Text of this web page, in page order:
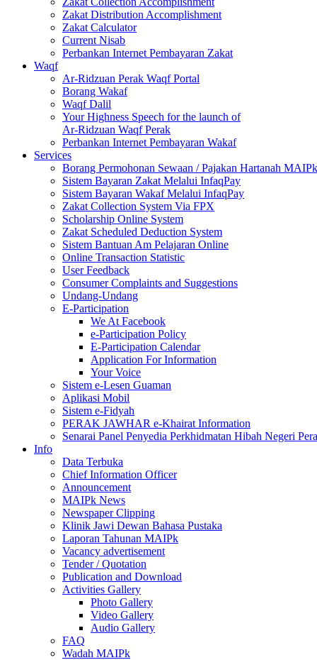
Zakat Distribution Accomplishment
Zakat Calculator
Current Nisab
Perbankan Internet Pembayaran Zakat
Waqf
Ar-Ridzuan Perak Waqf Portal
Borang Wakaf
Waqf Dalil
Your Highness Speech for the launch of
Ar-Ridzuan Waqf Perak
Perbankan Internet Pembayaran Wakaf
Services
Borang Permohonan Sewaan / Pajakan Hartanah MAIPk
Sistem Bayaran Zakat Melalui InfaqPay
Sistem Bayaran Wakaf Melalui InfaqPay
Zakat Collection System Via FPX
Scholarship Online System
Zakat Scheduled Deduction System
Sistem Bantuan Am Pelajaran Online
Online Transaction Statistic
User Feedback
Consumer Complaints and Suggestions
Undang-Undang
E-Participation
We At Facebook
e-Participation Policy
E-Participation Calendar
Application For Information
Your Voice
Sistem e-Lesen Guaman
Aplikasi Mobil
Sistem e-Fidyah
PERAK JAWHAR e-Khairat Information
Senarai Panel Penyedia Perkhidmatan Hibah Negeri
Info
Data Terbuka
Chief Information Officer
Announcement
MAIPk News
Newspaper Clipping
Klinik Jawi Dewan Bahasa Pustaka
Laporan Tahunan MAIPk
Vacancy advertisement
Tender / Quotation
Publication and Download
Activities Gallery
Photo Gallery
Video Gallery
Audio Gallery
FAQ
Wadah MAIPk